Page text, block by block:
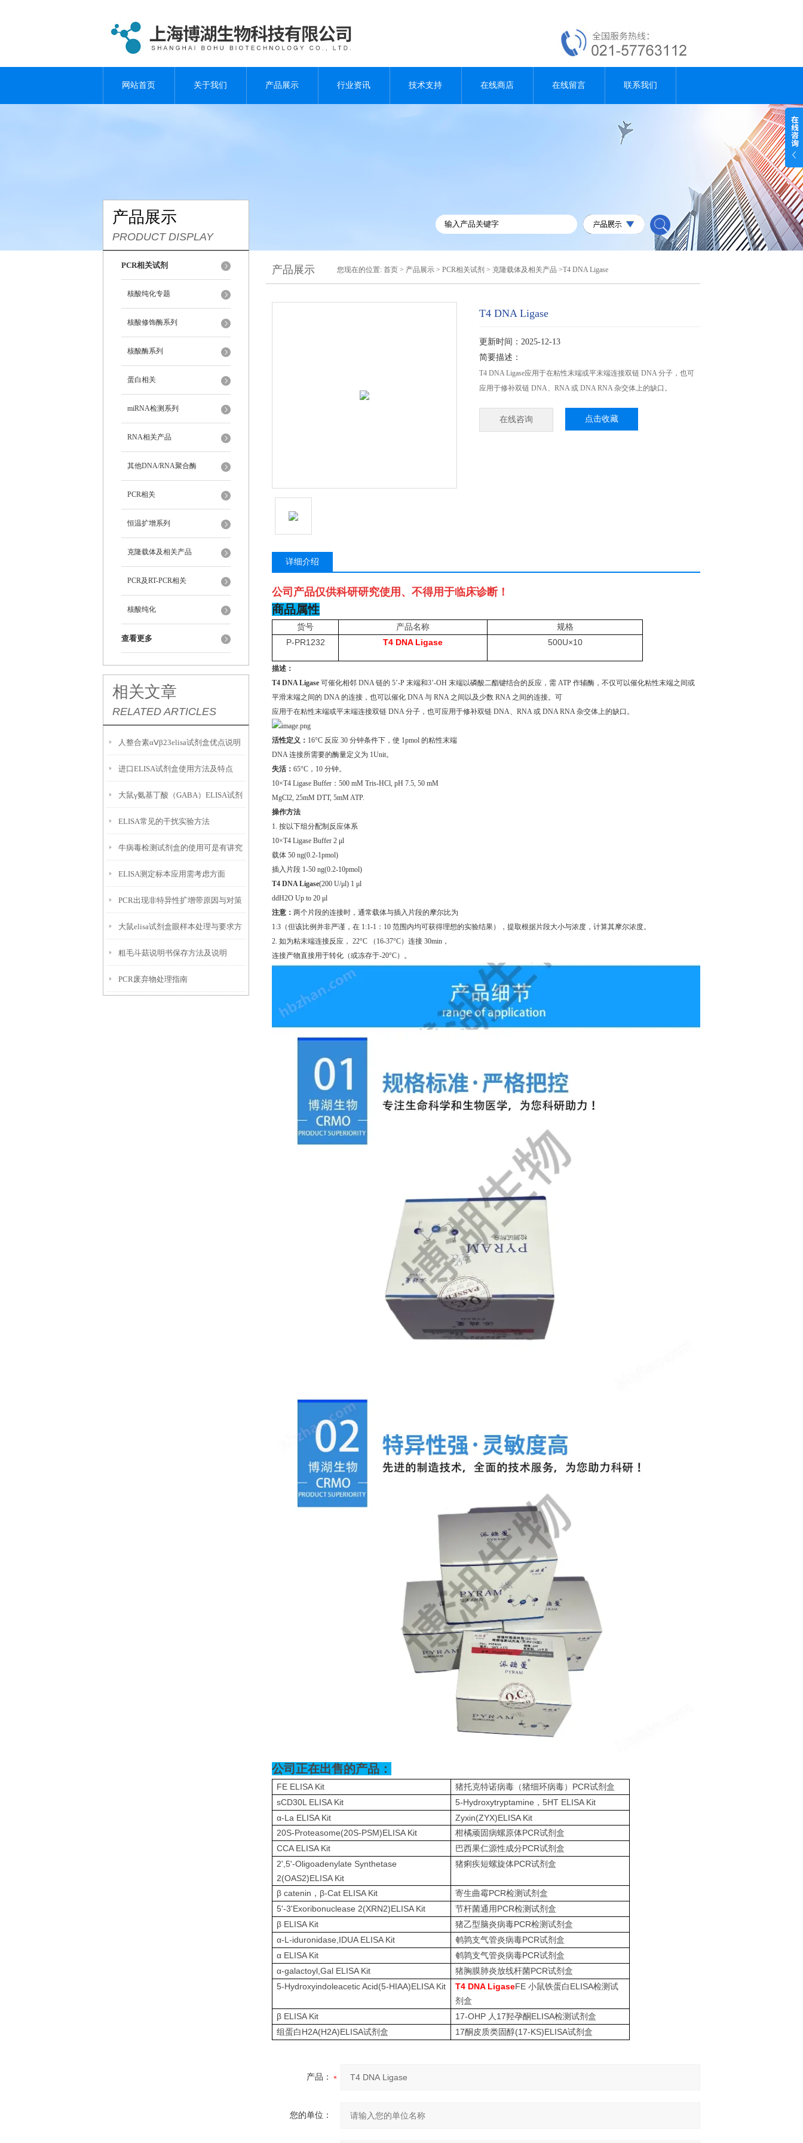
网站首页 关于我们 产品展示 行业资讯 技术支持 在线商店 在线留言 联系我们
产品展示
PRODUCT DISPLAY
PCR相关试剂
核酸纯化专题
核酸修饰酶系列
核酸酶系列
蛋白相关
miRNA检测系列
RNA相关产品
其他DNA/RNA聚合酶
PCR相关
恒温扩增系列
克隆载体及相关产品
PCR及RT-PCR相关
核酸纯化
查看更多
相关文章
RELATED ARTICLES
人整合素αⅤβ23elisa试剂盒优点说明
书
进口ELISA试剂盒使用方法及特点
大鼠γ氨基丁酸（GABA）ELISA试剂
盒样本处理及要求
ELISA常见的干扰实验方法
牛病毒检测试剂盒的使用可是有讲究
的
ELISA测定标本应用需考虑方面
PCR出现非特异性扩增带原因与对策
大鼠elisa试剂盒眼样本处理与要求方
法
粗毛斗菇说明书保存方法及说明
PCR废弃物处理指南
产品展示 您现在的位置: 首页 > 产品展示 > PCR相关试剂 > 克隆载体及相关产品 >T4 DNA Ligase
T4 DNA Ligase
更新时间：2025-12-13
简要描述：
T4 DNA Ligase应用于在粘性末端或平末端连接双链 DNA 分子，也可
应用于修补双链 DNA、RNA 或 DNA RNA 杂交体上的缺口。
在线咨询 点击收藏
详细介绍
公司产品仅供科研研究使用、不得用于临床诊断！
商品属性
货号 产品名称 规格
P-PR1232 T4 DNA Ligase 500U×10
描述：
T4 DNA Ligase 可催化相邻 DNA 链的 5’-P 末端和3’-OH 末端以磷酸二酯键结合的反应，需 ATP 作辅酶，不仅可以催化粘性末端之间或
平滑末端之间的 DNA 的连接，也可以催化 DNA 与 RNA 之间以及少数 RNA 之间的连接。可
应用于在粘性末端或平末端连接双链 DNA 分子，也可应用于修补双链 DNA、RNA 或 DNA RNA 杂交体上的缺口。
活性定义： 16°C 反应 30 分钟条件下，使 1pmol 的粘性末端
DNA 连接所需要的酶量定义为 1Unit。
失活： 65°C，10 分钟。
10×T4 Ligase Buffer：500 mM Tris-HCl, pH 7.5, 50 mM
MgCl2, 25mM DTT, 5mM ATP.
操作方法
1. 按以下组分配制反应体系
10×T4 Ligase Buffer 2 μl
载体 50 ng(0.2-1pmol)
插入片段 1-50 ng(0.2-10pmol)
T4 DNA Ligase(200 U/μl) 1 μl
ddH2O Up to 20 μl
注意： 两个片段的连接时，通常载体与插入片段的摩尔比为
1:3（但该比例并非严谨，在 1:1-1：10 范围内均可获得理想的实验结果），提取根据片段大小与浓度，计算其摩尔浓度。
2. 如为粘末端连接反应， 22°C （16-37°C）连接 30min，
连接产物直接用于转化（或冻存于-20°C）。
公司正在出售的产品：
FE ELISA Kit 猪托克特诺病毒（猪细环病毒） PCR试剂盒
sCD30L ELISA Kit 5-Hydroxytryptamine ， 5HT ELISA Kit
α-La ELISA Kit
Zyxin(ZYX)ELISA Kit
20S-Proteasome(20S-PSM)ELISA Kit
柑橘顽固病螺原体PCR试剂盒
CCA ELISA Kit 巴西果仁源性成分PCR试剂盒
2',5'-Oligoadenylate Synthetase
2(OAS2)ELISA Kit
猪痢疾短螺旋体PCR试剂盒
β catenin ， β-Cat ELISA Kit 寄生曲霉PCR检测试剂盒
5'-3'Exoribonuclease 2(XRN2)ELISA Kit 节杆菌通用 PCR检测试剂盒
β ELISA Kit 猪乙型脑炎病毒PCR检测试剂盒
α-L-iduronidase,IDUA ELISA Kit 鹌鹑支气管炎病毒PCR试剂盒
α ELISA Kit 鹌鹑支气管炎病毒PCR试剂盒
α-galactoyl,Gal ELISA Kit 猪胸膜肺炎放线杆菌PCR试剂盒
5-Hydroxyindoleacetic Acid(5-HIAA)ELISA Kit T4 DNA LigaseFE 小鼠铁蛋白 ELISA检测试
剂盒
β ELISA Kit 17-OHP 人 17羟孕酮 ELISA检测试剂盒
组蛋白 H2A(H2A)ELISA试剂盒 17酮皮质类固醇(17-KS)ELISA试剂盒
产品：
您的单位：